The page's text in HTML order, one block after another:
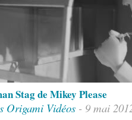
Stag de Mikey Please
Origami Vidéos - 9 mai